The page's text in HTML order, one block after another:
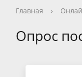
Общая
Опрос
Как
Общая
Новости
Контакты,
Общая
Общая
Общая
Общая
Общая
Красная
Общая
Гостевой
Установка
Главная ›
Опрос